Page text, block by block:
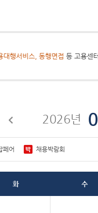
대행서비스, 동행면접 등 고용센
2026년
페어 채용박람회
화 수